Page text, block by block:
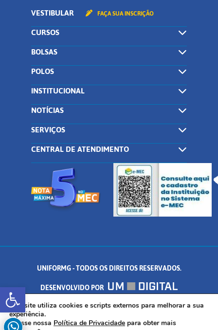
Abrir a barra de ferramentas
VESTIBULAR FAÇA SUA INSCRIÇÃO
CURSOS
BOLSAS
POLOS
INSTITUCIONAL
NOTÍCIAS
SERVIÇOS
CENTRAL DE ATENDIMENTO
UNIFORMG - TODOS OS DIREITOS RESERVADOS.
DESENVOLVIDO POR
AV. DR. ARNALDO DE SENNA, 328 - PALMEIRAS, FORMIGA/MG - CEP:
35.574.530
Este site utiliza cookies e scripts externos para melhorar a sua
experiência.
Acesse nossa Política de Privacidade para obter mais